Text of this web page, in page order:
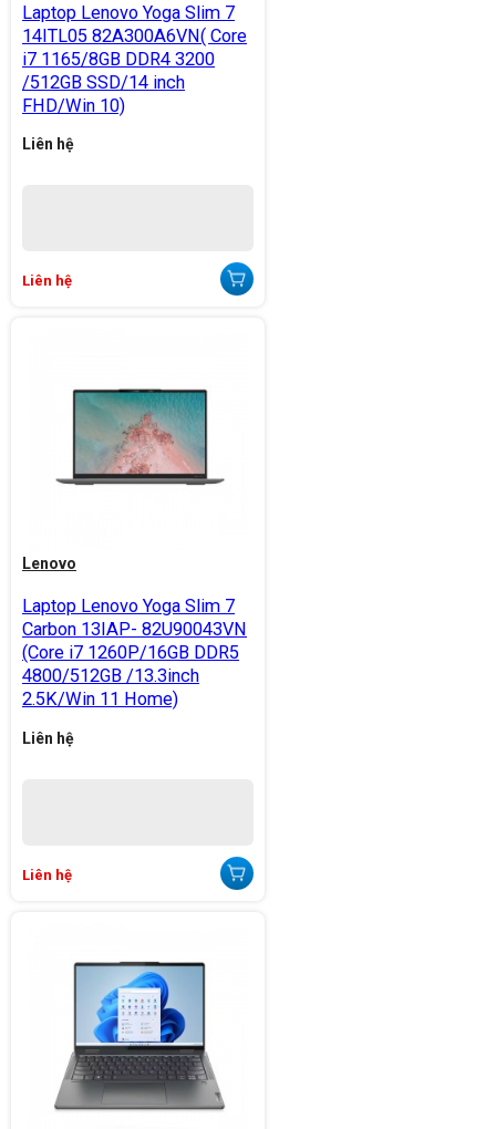
Laptop Lenovo Yoga Slim 7
14ITL05 82A300A6VN( Core
i7 1165/8GB DDR4 3200
/512GB SSD/14 inch
FHD/Win 10)
Liên hệ
Liên hệ
Lenovo
Laptop Lenovo Yoga Slim 7
Carbon 13IAP- 82U90043VN
(Core i7 1260P/16GB DDR5
4800/512GB /13.3inch
2.5K/Win 11 Home)
Liên hệ
Liên hệ